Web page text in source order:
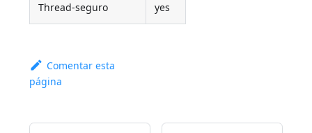
Thread-seguro yes
Comentar esta
página